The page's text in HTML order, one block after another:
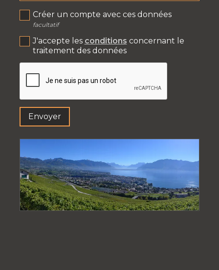
Créer un compte avec ces données
facultatif
J'accepte les conditions concernant le
traitement des données
Envoyer